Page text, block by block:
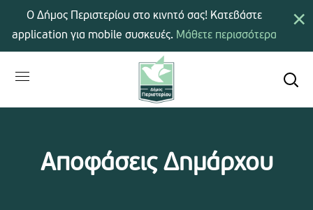
Αποφάσεις Δημάρχου
×
Ο Δήμος Περιστερίου στο κινητό σας! Κατεβάστε
application για mobile συσκευές. Μάθετε περισσότερα